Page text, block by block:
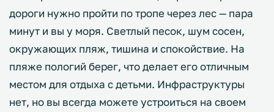
дороги нужно пройти по тропе через лес — пара
минут и вы у моря. Светлый песок, шум сосен,
окружающих пляж, тишина и спокойствие. На
пляже пологий берег, что делает его отличным
местом для отдыха с детьми. Инфраструктуры
нет, но вы всегда можете устроиться на своем